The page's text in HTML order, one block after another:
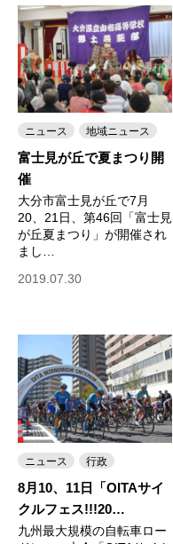
ニュース 地域ニュース
富士見が丘で夏まつり開
催
大分市富士見が丘で7月
20、21日、第46回「富士見
が丘夏まつり」が開催され
まし…
2019.07.30
ニュース 行政
8月10、11日「OITAサイ
クルフェス!!!20…
九州最大規模の自転車ロー